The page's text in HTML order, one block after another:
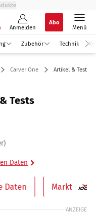
Anmelden
Abo
Menü
Zubehör Technik
Carver One Artikel & Tests
Tests
Daten
Daten Markt
ANZEIGE